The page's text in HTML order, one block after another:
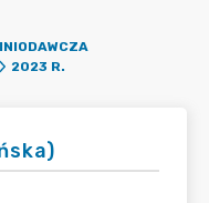
2023 R.